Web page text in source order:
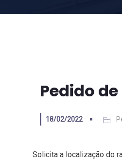
Pedido
18/02/2022
Solicita a localização do